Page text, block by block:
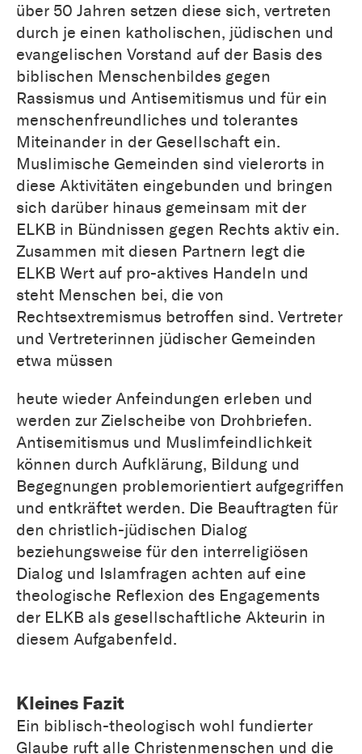
über 50 Jahren setzen diese sich, vertreten
durch je einen katholischen, jüdischen und
evangelischen Vorstand auf der Basis des
biblischen Menschenbildes gegen
Rassismus und Antisemitismus und für ein
menschenfreundliches und tolerantes
Miteinander in der Gesellschaft ein.
Muslimische Gemeinden sind vielerorts in
diese Aktivitäten eingebunden und bringen
sich darüber hinaus gemeinsam mit der
ELKB in Bündnissen gegen Rechts aktiv ein.
Zusammen mit diesen Partnern legt die
ELKB Wert auf pro-aktives Handeln und
steht Menschen bei, die von
Rechtsextremismus betroffen sind. Vertreter
und Vertreterinnen jüdischer Gemeinden
etwa müssen
heute wieder Anfeindungen erleben und
werden zur Zielscheibe von Drohbriefen.
Antisemitismus und Muslimfeindlichkeit
können durch Aufklärung, Bildung und
Begegnungen problemorientiert aufgegriffen
und entkräftet werden. Die Beauftragten für
den christlich-jüdischen Dialog
beziehungsweise für den interreligiösen
Dialog und Islamfragen achten auf eine
theologische Reflexion des Engagements
der ELKB als gesellschaftliche Akteurin in
diesem Aufgabenfeld.
Kleines Fazit
Ein biblisch-theologisch wohl fundierter
Glaube ruft alle Christenmenschen und die